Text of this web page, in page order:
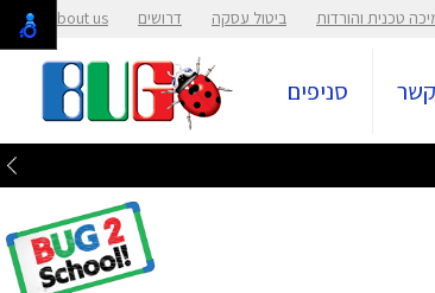
טכנית והורדות ביטול עסקה דרושים About us
סניפים